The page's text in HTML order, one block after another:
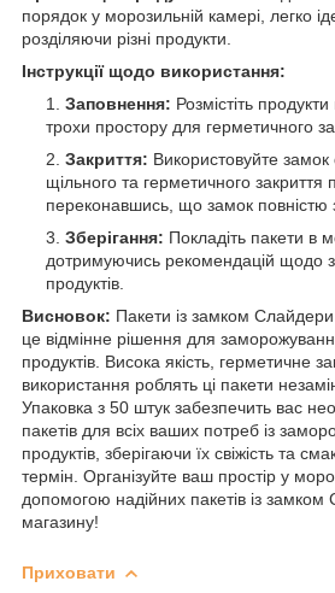
порядок у морозильній камері, легко
розділяючи різні продукти.
Інструкції щодо використання:
Заповнення: Розмістіть
трохи простору для герметичного
Закриття: Використовуйте
щільного та герметичного закриття
переконавшись, що замок повністю
Зберігання: Покладіть пакети в
дотримуючись рекомендацій щодо
продуктів.
Висновок: Пакети із замком
це відмінне рішення для
продуктів. Висока якість, герметичне
використання роблять ці пакети
Упаковка з 50 штук забезпечить вас
пакетів для всіх ваших потреб із
продуктів, зберігаючи їх свіжість та
термін. Організуйте ваш простір у
допомогою надійних пакетів із
магазину!
Приховати